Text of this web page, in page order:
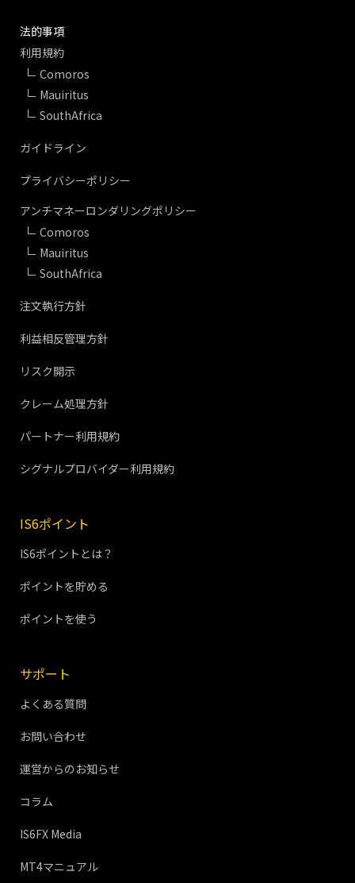
法的事項
利用規約
Comoros
Mauiritus
SouthAfrica
ガイドライン
プライバシーポリシー
アンチマネーロンダリングポリシー
Comoros
Mauiritus
SouthAfrica
注文執行方針
利益相反管理方針
リスク開示
クレーム処理方針
パートナー利用規約
シグナルプロバイダー利用規約
IS6ポイント
IS6ポイントとは？
ポイントを貯める
ポイントを使う
サポート
よくある質問
お問い合わせ
運営からのお知らせ
コラム
IS6FX Media
MT4マニュアル